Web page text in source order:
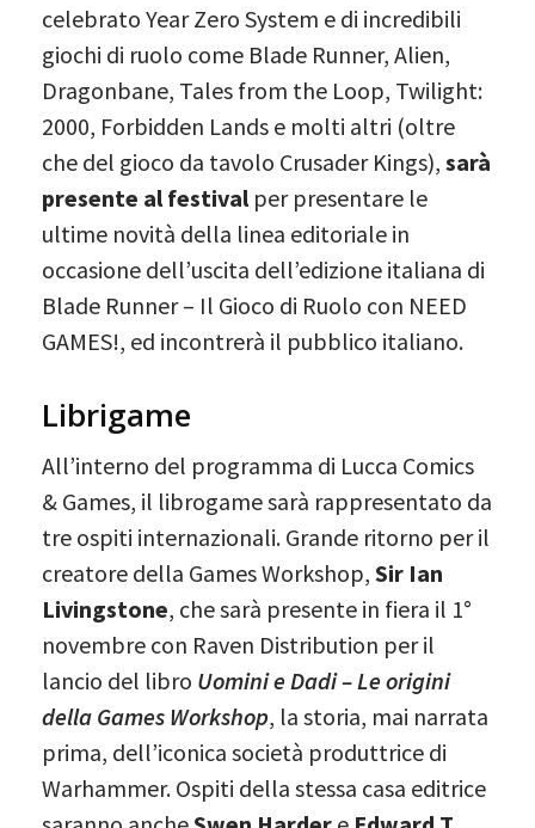
celebrato Year Zero System e di incredibili
giochi di ruolo come Blade Runner, Alien,
Dragonbane, Tales from the Loop, Twilight:
2000, Forbidden Lands e molti altri (oltre
che del gioco da tavolo Crusader Kings), sarà
presente al festivalper presentare le
ultime novità della linea editoriale in
occasione dell’uscita dell’edizione italiana di
Blade Runner – Il Gioco di Ruolo con NEED
GAMES!, ed incontrerà il pubblico italiano.
Librigame
All’interno del programma di Lucca Comics
& Games, il librogame sarà rappresentato da
tre ospiti internazionali. Grande ritorno per il
creatore della Games Workshop, Sir Ian
Livingstone, che sarà presente in fiera il 1°
novembre con Raven Distribution per il
lancio del libro Uomini e Dadi – Le origini
della Games Workshop, la storia, mai narrata
prima, dell’iconica società produttrice di
Warhammer. Ospiti della stessa casa editrice